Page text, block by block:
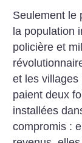
Seulement le
la population
policière et
et les villages
paient deux
installées
compromis :